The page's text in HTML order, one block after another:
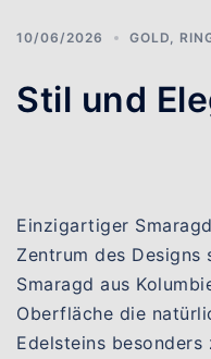
10/06/2026 GOLD
Stil und
Einzigartiger
Zentrum des
Smaragd aus
Oberfläche die
Edelsteins